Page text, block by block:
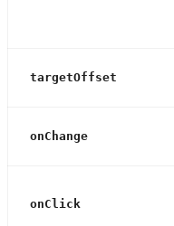
targetOffset
onChange
onClick